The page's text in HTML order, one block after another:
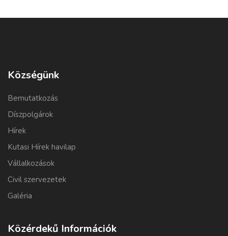
Községünk
Bemutatkozás
Díszpolgárok
Hírek
Kutasi Hírek havilap
Vállalkozások
Civil szervezetek
Galéria
Közérdekű Információk